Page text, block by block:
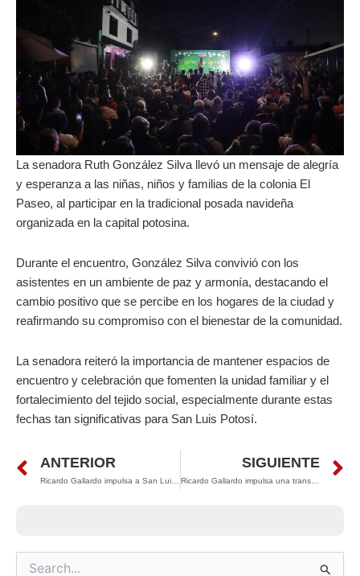
La senadora Ruth González Silva llevó un mensaje de alegría
y esperanza a las niñas, niños y familias de la colonia El
Paseo, al participar en la tradicional posada navideña
organizada en la capital potosina.
Durante el encuentro, González Silva convivió con los
asistentes en un ambiente de paz y armonía, destacando el
cambio positivo que se percibe en los hogares de la ciudad y
reafirmando su compromiso con el bienestar de la comunidad.
La senadora reiteró la importancia de mantener espacios de
encuentro y celebración que fomenten la unidad familiar y el
fortalecimiento del tejido social, especialmente durante estas
fechas tan significativas para San Luis Potosí.
Prev
ANTERIOR
Ricardo Gallardo impulsa a San Luis Potosí como sede de la Olimpiada Nacional 2026
SIGUIENTE
Ricardo Gallardo impulsa una transformación histórica: más de 29 mil millones de pesos para una movilidad sin límites en San Luis Potosí
Search